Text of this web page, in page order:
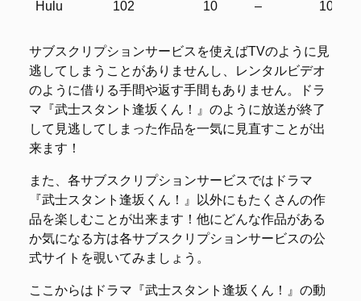
Hulu 102 10 – 1026
サブスクリプションサービスを使えばTVのように見
逃してしまうことがありませんし、レンタルビデオ
のように借りる手間や返す手間もありません。ドラ
マ『武士スタント逢坂くん！』のように放送が終了
して見逃してしまった作品を一気に見直すことが出
来ます！
また、各サブスクリプションサービスではドラマ
『武士スタント逢坂くん！』以外にもたくさんの作
品を楽しむことが出来ます！他にどんな作品がある
か気になる方は各サブスクリプションサービスの公
式サイトを覗いてみましょう。
ここからはドラマ『武士スタント逢坂くん！』の動